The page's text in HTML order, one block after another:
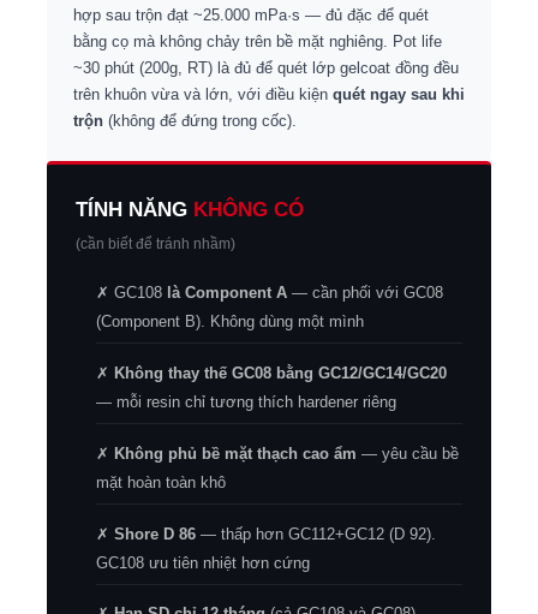
hợp sau trộn đạt ~25.000 mPa·s — đủ đặc để quét
bằng cọ mà không chảy trên bề mặt nghiêng. Pot life
~30 phút (200g, RT) là đủ để quét lớp gelcoat đồng đều
trên khuôn vừa và lớn, với điều kiện quét ngay sau khi
trộn (không để đứng trong cốc).
TÍNH NĂNG KHÔNG CÓ
(cần biết để tránh nhầm)
✗ GC108 là Component A— cần phối với GC08
(Component B). Không dùng một mình
✗ Không thay thế GC08 bằng GC12/GC14/GC20
— mỗi resin chỉ tương thích hardener riêng
✗ Không phủ bề mặt thạch cao ẩm — yêu cầu bề
mặt hoàn toàn khô
✗ Shore D 86— thấp hơn GC112+GC12 (D 92).
GC108 ưu tiên nhiệt hơn cứng